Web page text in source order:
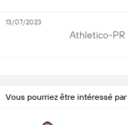
Athletico-PR
13/07/2023
Vous pourriez être intéressé par